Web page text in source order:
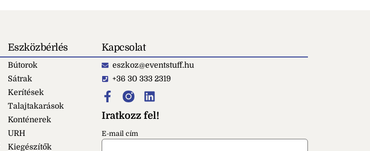
Eszközbérlés
Bútorok
Sátrak
Kerítések
Talajtakarások
Konténerek
URH
Kiegészítők
Kapcsolat
eszkoz@eventstuff.hu
+36 30 333 2319
Iratkozz fel!
E-mail cím